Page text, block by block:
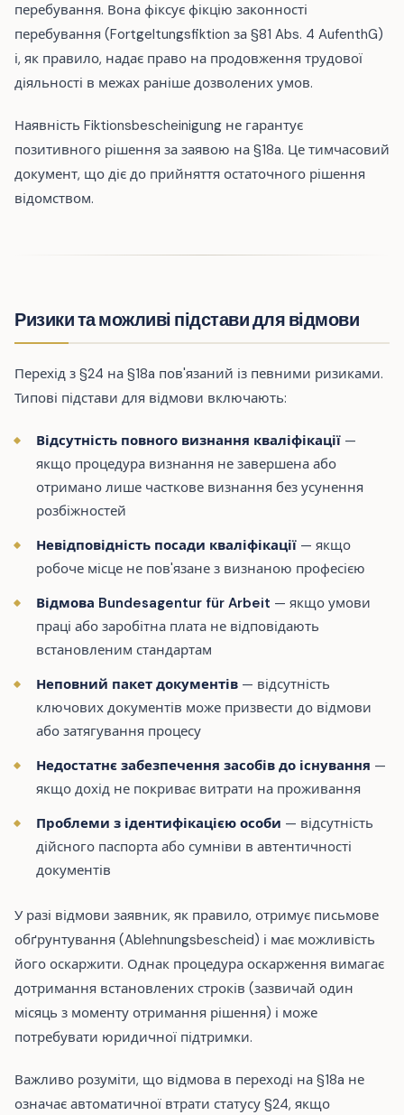
перебування. Вона фіксує фікцію законності
перебування (Fortgeltungsfiktion за §81 Abs. 4 AufenthG)
і, як правило, надає право на продовження трудової
діяльності в межах раніше дозволених умов.
Наявність Fiktionsbescheinigung не гарантує
позитивного рішення за заявою на §18a. Це тимчасовий
документ, що діє до прийняття остаточного рішення
відомством.
Ризики та можливі підстави для відмови
Перехід з §24 на §18a пов'язаний із певними ризиками.
Типові підстави для відмови включають:
Відсутність повного визнання кваліфікації —
якщо процедура визнання не завершена або
отримано лише часткове визнання без усунення
розбіжностей
Невідповідність посади кваліфікації — якщо
робоче місце не пов'язане з визнаною професією
Відмова Bundesagentur für Arbeit — якщо умови
праці або заробітна плата не відповідають
встановленим стандартам
Неповний пакет документів — відсутність
ключових документів може призвести до відмови
або затягування процесу
Недостатнє забезпечення засобів до існування —
якщо дохід не покриває витрати на проживання
Проблеми з ідентифікацією особи — відсутність
дійсного паспорта або сумніви в автентичності
документів
У разі відмови заявник, як правило, отримує письмове
обґрунтування (Ablehnungsbescheid) і має можливість
його оскаржити. Однак процедура оскарження вимагає
дотримання встановлених строків (зазвичай один
місяць з моменту отримання рішення) і може
потребувати юридичної підтримки.
Важливо розуміти, що відмова в переході на §18a не
означає автоматичної втрати статусу §24, якщо